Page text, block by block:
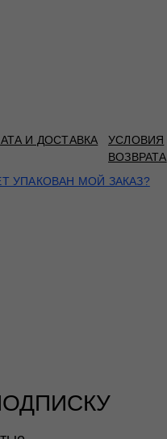
И ДОСТАВКА
УСЛОВИЯ
ВОЗВРАТА
УПАКОВАН МОЙ ЗАКАЗ?